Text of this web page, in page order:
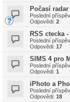
Počasí
Poslední
Odpovědi: 2
RSS ctecka
Poslední
Odpovědi: 17
SIMS 4 pro
Poslední
Odpovědi: 1
iPhoto a
Poslední
Odpovědi: 18